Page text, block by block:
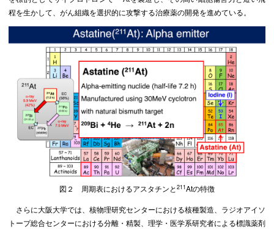
程を生かして、がん組織を選択的に攻撃する治療薬の開発を進めている。
図２ 周期表におけるアスタチンと211Atの特徴
さらに大阪大学では、核物理研究センターにおける核種製造、ラジオアイソ
トープ総合センターにおける分離・精製、理学・医学系研究者による標識薬剤